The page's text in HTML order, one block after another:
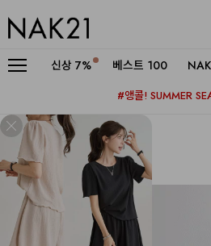
신상 7% 베스트 100
#앵콜! SUMMER